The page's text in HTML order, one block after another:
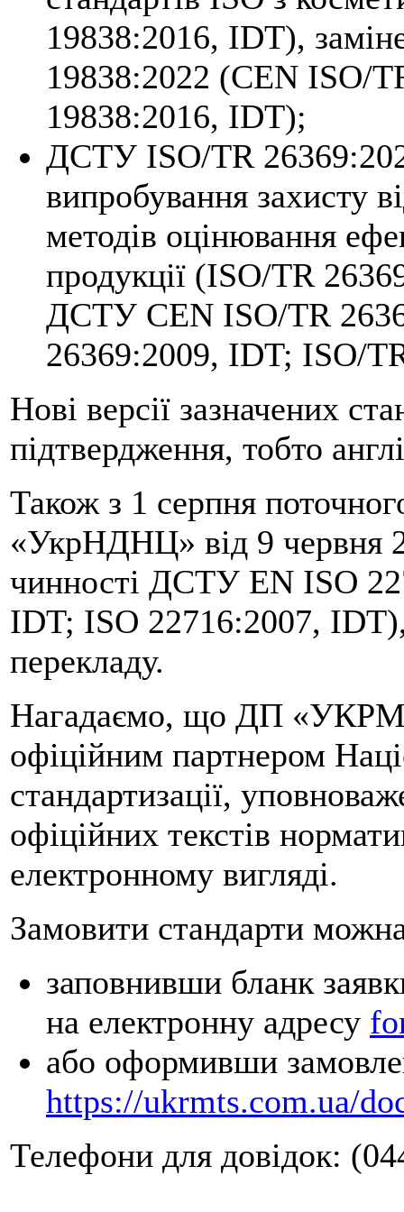
19838:2016, IDT),
19838:2022 (CEN ISO/
19838:2016, IDT);
ДСТУ ISO/TR
випробування захисту
методів оцінювання
продукції (ISO/TR
ДСТУ CEN ISO/TR
26369:2009, IDT; ISO/
Нові версії зазначених
підтвердження, тобто
Також з 1 серпня
«УкрНДНЦ» від 9 червня
чинності ДСТУ EN ISO
IDT; ISO 22716:2007,
перекладу.
Нагадаємо, що ДП
офіційним партнером
стандартизації,
офіційних текстів
електронному вигляді.
Замовити стандарти
заповнивши бланк
на електронну адресу
або оформивши
https://ukrmts.com.ua/
Телефони для довідок: